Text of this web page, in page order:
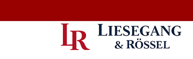
zum
Inhalt